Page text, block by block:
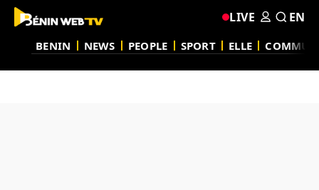
BENIN NEWS PEOPLE SPORT ELLE
LIVE EN